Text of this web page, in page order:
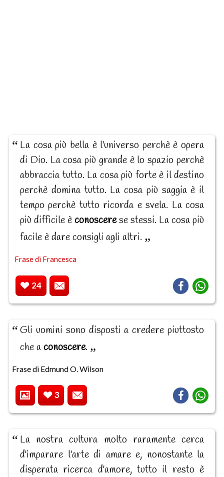
La cosa più bella è l'universo perchè è opera
di Dio. La cosa più grande è lo spazio perchè
abbraccia tutto. La cosa più forte è il destino
perchè domina tutto. La cosa più saggia è il
tempo perchè tutto ricorda e svela. La cosa
più difficile èconoscerese stessi. La cosa più
facile è dare consigli agli altri.
Frase di Francesca
24
Gli uomini sono disposti a credere piuttosto
che aconoscere.
Frase di Edmund O. Wilson
3
La nostra cultura molto raramente cerca
d'imparare l'arte di amare e, nonostante la
disperata ricerca d'amore, tutto il resto è